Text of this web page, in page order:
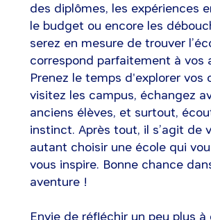
des diplômes, les expériences
le budget ou encore les
serez en mesure de trouver
correspond parfaitement à vos
Prenez le temps d'explorer vos
visitez les campus, échangez
anciens élèves, et surtout,
instinct. Après tout, il s’agit de
autant choisir une école qui
vous inspire. Bonne chance
aventure !
Envie de réfléchir un peu plus